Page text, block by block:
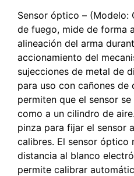
Sensor óptico – (Modelo:
de fuego, mide de forma
alineación del arma
accionamiento del
sujecciones de metal de
para uso con cañones de
permiten que el sensor
como a un cilindro de
pinza para fijar el sensor
calibres. El sensor óptico
distancia al blanco
permite calibrar